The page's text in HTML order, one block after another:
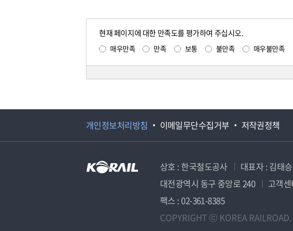
현재 페이지에 대한 만족도를 평가하여 주십시오.
매우만족 만족 보통 불만족 매우불만족
개인정보처리방침 이메일무단수집거부 저작권정책
상호 : 한국철도공사 대표자 : 김태승
대전광역시 동구 중앙로 240
고객
팩스 : 02-361-8385
COPYRIGHT ⓒ KOREA